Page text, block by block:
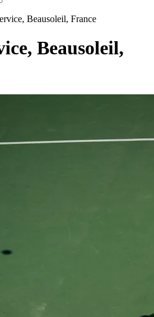
Beausoleil, France
Beausoleil,